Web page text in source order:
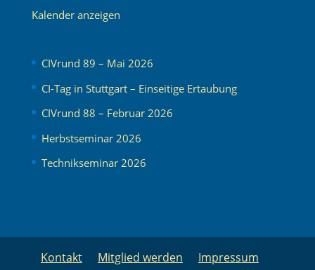
Kalender anzeigen
CIVrund 89 – Mai 2026
CI-Tag in Stuttgart – Einseitige Ertaubung
CIVrund 88 – Februar 2026
Herbstseminar 2026
Technikseminar 2026
Kontakt Mitglied werden
Impressum